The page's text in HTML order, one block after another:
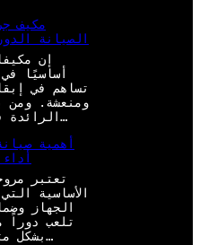
مكيف
الصيانة
إن
أساسيًا
تساهم في
ومنعشة. ومن
الرائدة في مجال تكنولوجيا ال…
أهمية
تعتبر
الأساسية
الجهاز
تلعب دوراً
بشكل متساوٍ داخل الغرفة، كم…